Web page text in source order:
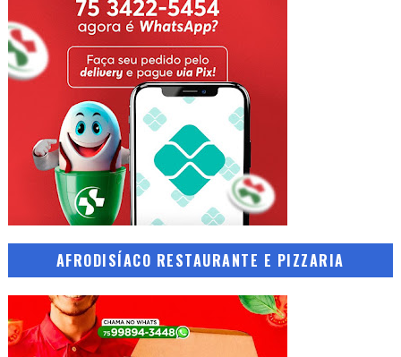
AFRODISÍACO RESTAURANTE E PIZZARIA